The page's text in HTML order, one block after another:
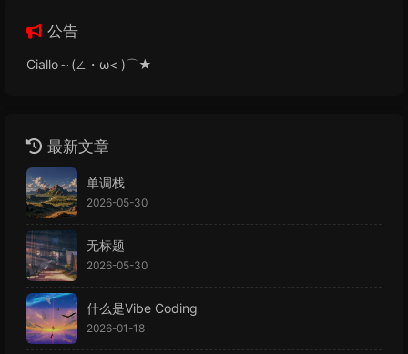
公告
Ciallo～(∠・ω< )⌒★
最新文章
单调栈
2026-05-30
无标题
2026-05-30
什么是Vibe Coding
2026-01-18